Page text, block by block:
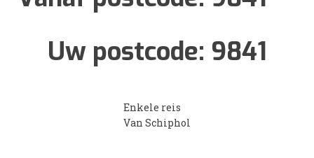
Uw postcode: 9841
Enkele reis
Van Schiphol